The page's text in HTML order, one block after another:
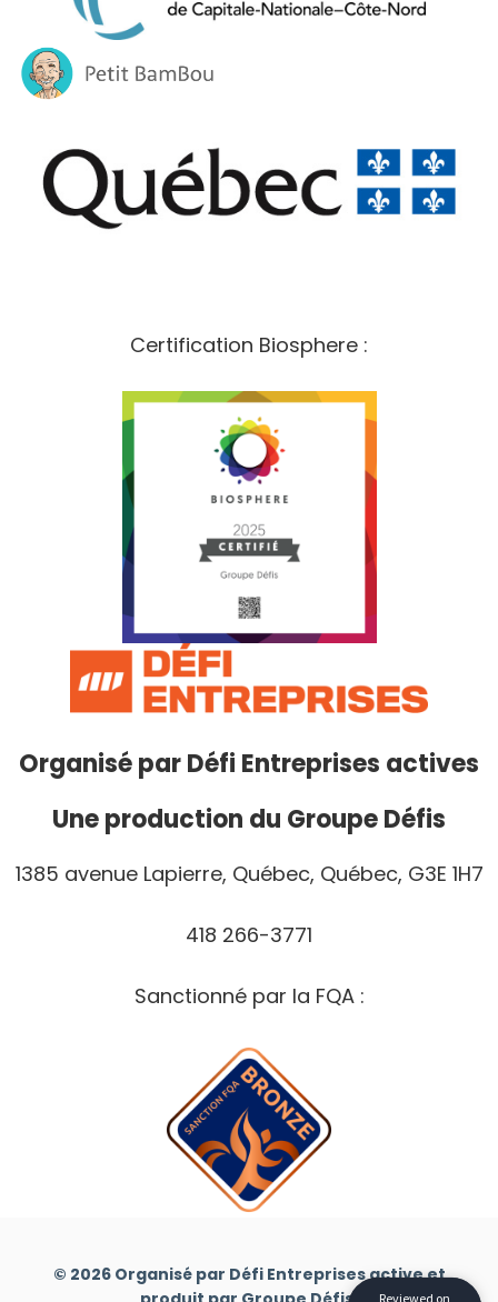
Certification Biosphere :
Organisé parDéfi Entreprises actives
Une production du Groupe Défis
1385 avenue Lapierre, Québec, Québec, G3E 1H7
418 266-3771
Sanctionné par la FQA :
© 2026 Organisé par Défi Entreprises active et